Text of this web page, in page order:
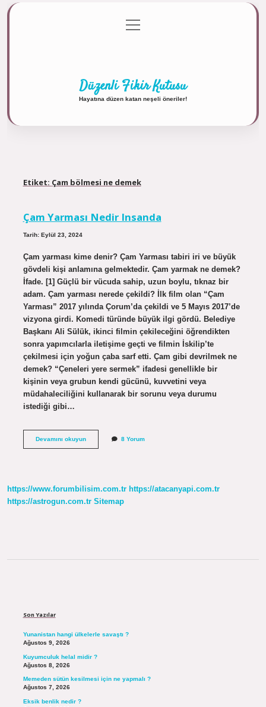
Gizlilik Politikası
menüyü
aç
Düzenli Fikir Kutusu
Hayatına düzen katan neşeli öneriler!
Etiket: Çam bölmesi ne demek
Çam Yarması Nedir Insanda
Tarih: Eylül 23, 2024
Çam yarması kime denir? Çam Yarması tabiri iri ve büyük
gövdeli kişi anlamına gelmektedir. Çam yarmak ne demek?
İfade. [1] Güçlü bir vücuda sahip, uzun boylu, tıknaz bir
adam. Çam yarması nerede çekildi? İlk film olan “Çam
Yarması” 2017 yılında Çorum’da çekildi ve 5 Mayıs 2017’de
vizyona girdi. Komedi türünde büyük ilgi gördü. Belediye
Başkanı Ali Sülük, ikinci filmin çekileceğini öğrendikten
sonra yapımcılarla iletişime geçti ve filmin İskilip’te
çekilmesi için yoğun çaba sarf etti. Çam gibi devrilmek ne
demek? “Çeneleri yere sermek” ifadesi genellikle bir
kişinin veya grubun kendi gücünü, kuvvetini veya
müdahaleciliğini kullanarak bir sorunu veya durumu
istediği gibi…
Devamını okuyunÇam
8 Yorum
https://www.forumbilisim.com.tr https://atacanyapi.com.tr
https://astrogun.com.tr Sitemap
Son Yazılar
Yunanistan hangi ülkelerle savaştı ?
Ağustos 9, 2026
Kuyumculuk helal midir ?
Ağustos 8, 2026
Memeden sütün kesilmesi için ne yapmalı ?
Ağustos 7, 2026
Eksik benlik nedir ?